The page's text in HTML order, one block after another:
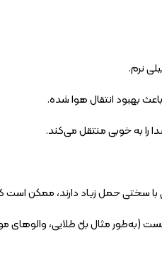
(به‌طور مثال بلّ طلایی، والوهای